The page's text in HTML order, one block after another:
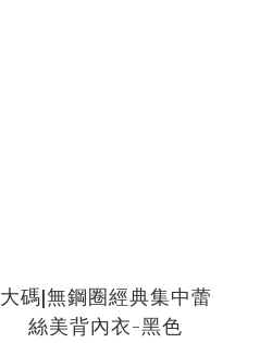
大碼|無鋼圈經典集中蕾
絲美背內衣-黑色